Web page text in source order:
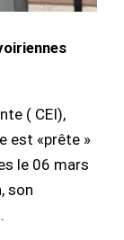
( CEI),
est «prête »
le 06 mars
son